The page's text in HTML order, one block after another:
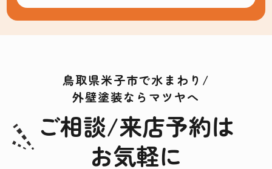
鳥取県米子市で水まわり/
外壁塗装ならマツヤへ
ご相談/来店予約は
お気軽に